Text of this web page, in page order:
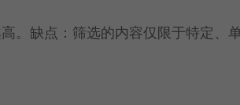
。缺点：筛选的内容仅限于特定、